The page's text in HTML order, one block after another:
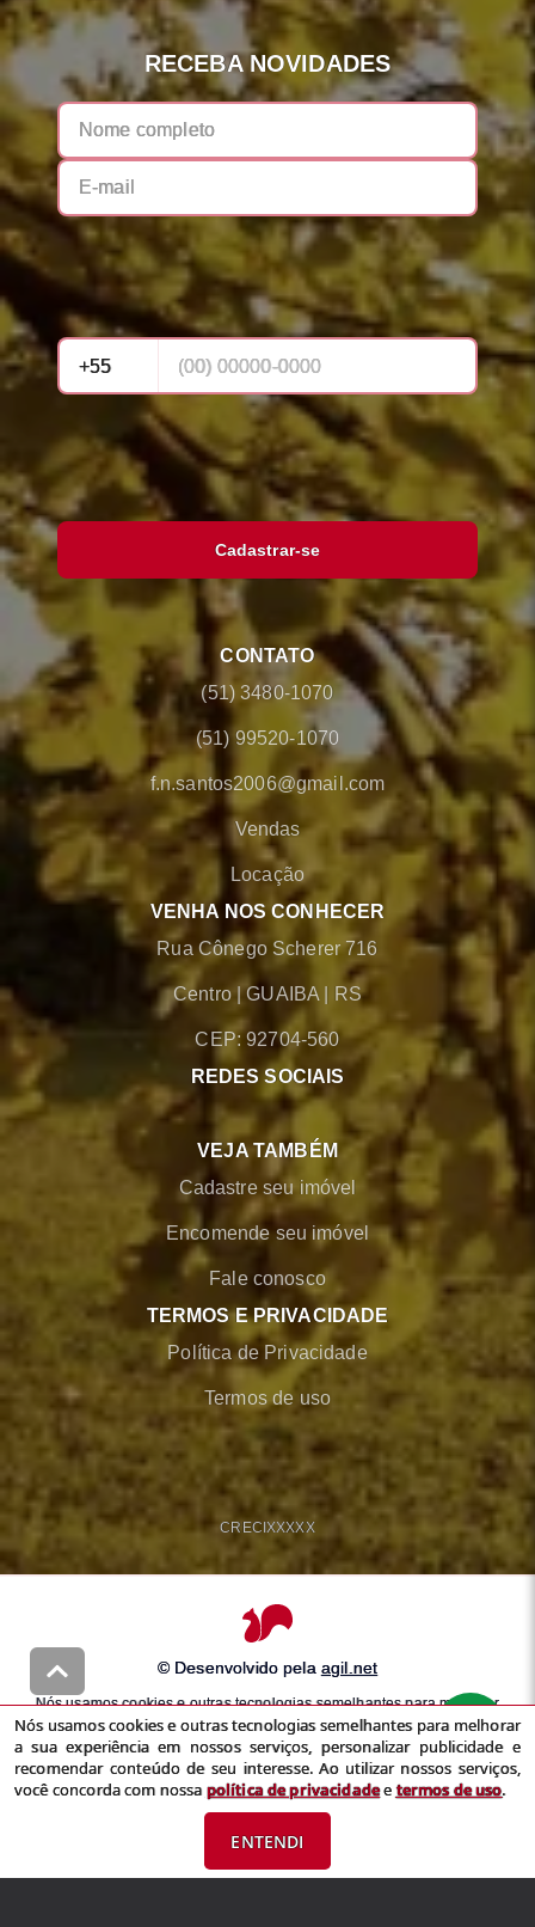
RECEBA NOVIDADES
Cadastrar-se
CONTATO
(51) 3480-1070
(51) 99520-1070
f.n.santos2006@gmail.com
Vendas
Locação
VENHA NOS CONHECER
Rua Cônego Scherer 716
Centro |GUAIBA RS
CEP: 92704-560
REDES SOCIAIS
VEJA TAMBÉM
Cadastre seu imóvel
Encomende seu imóvel
Fale conosco
TERMOS E PRIVACIDADE
Política de Privacidade
Termos de uso
CRECIXXXXX
© Desenvolvido pela agil.net
Nós usamos cookies e outras tecnologias semelhantes para melhorar
a sua experiência em nossos serviços, personalizar publicidade e
recomendar conteúdo de seu interesse. Ao utilizar nossos serviços,
você concorda com nossapolítica de privacidadeetermos de uso
Nós usamos cookies e outras tecnologias semelhantes para melhorar
a sua experiência em nossos serviços, personalizar publicidade e
recomendar conteúdo de seu interesse. Ao utilizar nossos serviços,
você concorda com nossa política de privacidadeetermos de uso.
ENTENDI